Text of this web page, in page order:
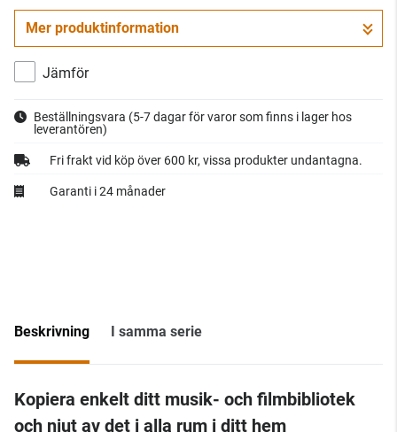
Gå till kassan
Mer produktinformation
Jämför
Beställningsvara (5-7 dagar för varor som finns i lager hos
leverantören)
Fri frakt vid köp över 600 kr, vissa produkter undantagna.
Garanti i 24 månader
Beskrivning I samma serie
Kopiera enkelt ditt musik- och filmbibliotek
och njut av det i alla rum i ditt hem